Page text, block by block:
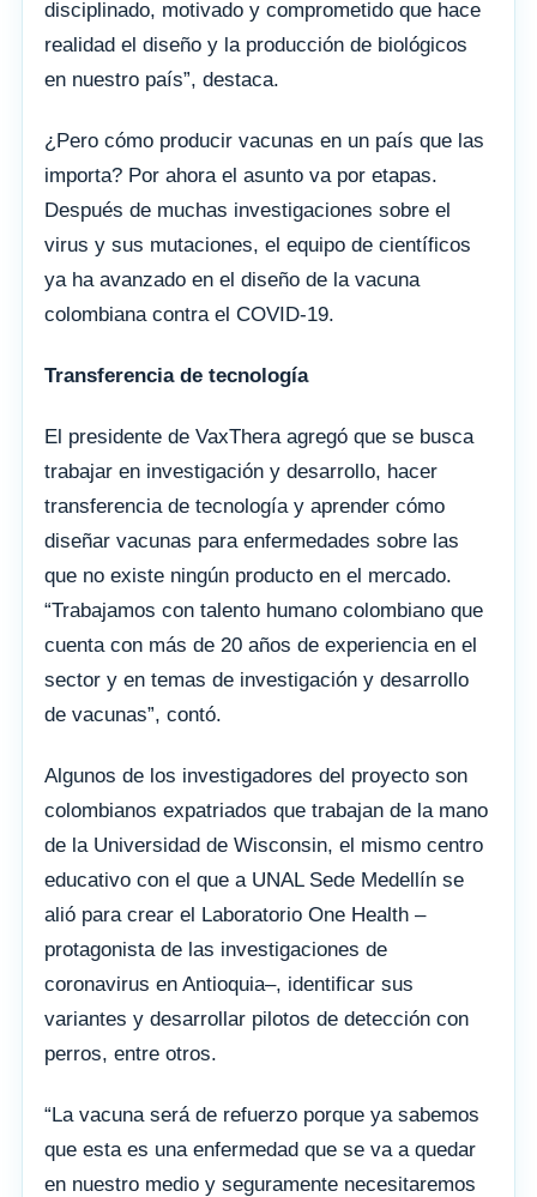
disciplinado, motivado y comprometido que hace
realidad el diseño y la producción de biológicos
en nuestro país”, destaca.
¿Pero cómo producir vacunas en un país que las
importa? Por ahora el asunto va por etapas.
Después de muchas investigaciones sobre el
virus y sus mutaciones, el equipo de científicos
ya ha avanzado en el diseño de la vacuna
colombiana contra el COVID-19.
Transferencia de tecnología
El presidente de VaxThera agregó que se busca
trabajar en investigación y desarrollo, hacer
transferencia de tecnología y aprender cómo
diseñar vacunas para enfermedades sobre las
que no existe ningún producto en el mercado.
“Trabajamos con talento humano colombiano que
cuenta con más de 20 años de experiencia en el
sector y en temas de investigación y desarrollo
de vacunas”, contó.
Algunos de los investigadores del proyecto son
colombianos expatriados que trabajan de la mano
de la Universidad de Wisconsin, el mismo centro
educativo con el que a UNAL Sede Medellín se
alió para crear el Laboratorio One Health –
protagonista de las investigaciones de
coronavirus en Antioquia–, identificar sus
variantes y desarrollar pilotos de detección con
perros, entre otros.
“La vacuna será de refuerzo porque ya sabemos
que esta es una enfermedad que se va a quedar
en nuestro medio y seguramente necesitaremos